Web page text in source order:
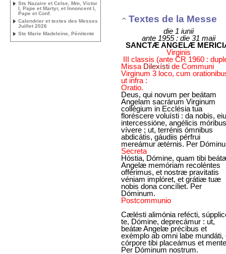
Textes de la Messe
die 1 iunii
ante 1955 : die 31 maii
SANCTÆ ANGELÆ
Virginis
III classis (ante CR 1960 :
Missa Dilexísti de Communi
Virginum 3 loco, cum
ut infra :
Oratio.
Deus, qui novum per beátam
Angelam sacrárum Virginum
collégium in Ecclésia tua
floréscere voluísti : da nobis,
intercessióne, angélicis móribus
vívere ; ut, terrénis ómnibus
abdicátis, gáudiis pérfrui
mereámur ætérnis. Per
Secreta
Hóstia, Dómine, quam tibi
Angelæ memóriam recoléntes
offérimus, et nostræ pravitatis
véniam implóret, et grátiæ tuæ
nobis dona concíliet. Per
Dóminum.
Postcommunio
Cælésti alimónia refécti,
te, Dómine, deprecámur : ut,
beátæ Angelæ précibus et
exémplo ab omni labe mundáti,
córpore tibi placeámus et
Per Dóminum nostrum.
Sts Nazaire et Celse, Mm, Victor
I, Pape et Martyr, et Innoncent I,
Pape et Conf.
Calendrier et textes des Messes
Juillet 2026
Ste Marie Madeleine, Pénitente